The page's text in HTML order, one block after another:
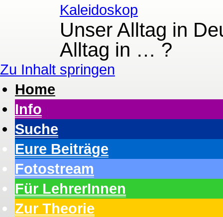
Kaleidoskop
Unser Alltag in
Alltag in … ?
Zu Inhalt springen
Home
Info
Suche
Eure Beiträge
Fotostream
Für LehrerInnen
Zur Theorie